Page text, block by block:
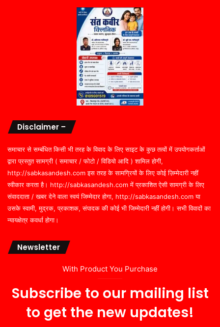
Disclaimer –
समाचार से सम्बंधित किसी भी तरह के विवाद के लिए साइट के कुछ तत्वों में उपयोगकर्ताओं
द्वारा प्रस्तुत सामग्री ( समाचार / फोटो / विडियो आदि ) शामिल होगी,
http://sabkasandesh.com इस तरह के सामग्रियों के लिए कोई ज़िम्मेदारी नहीं
स्वीकार करता है। http://sabkasandesh.com में प्रकाशित ऐसी सामग्री के लिए
संवाददाता / खबर देने वाला स्वयं जिम्मेदार होगा, http://sabkasandesh.com या
उसके स्वामी, मुद्रक, प्रकाशक, संपादक की कोई भी जिम्मेदारी नहीं होगी। सभी विवादों का
न्यायक्षेत्र कवर्धा होगा।
Newsletter
With Product You Purchase
Subscribe to our mailing list
to get the new updates!